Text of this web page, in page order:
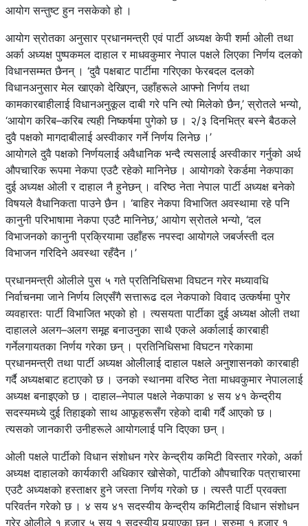
आयोग सन्तुष्ट हुन नसकेको हो ।
आयोग स्रोतका अनुसार प्रधानमन्त्री एवं पार्टी अध्यक्ष केपी शर्मा ओली तथा
अर्का अध्यक्ष पुष्पकमल दाहाल र माधवकुमार नेपाल पक्षले लिएका निर्णय दलको
विधानसम्मत छैनन् । ‘दुवै पक्षबाट पार्टीमा गरिएका फेरबदल दलको
विधानअनुसार मेल खाएको देखिएन, उहाँहरूले आफ्नो निर्णय तथा
कामकारबाहीलाई विधानअनुकूल दाबी गरे पनि त्यो मिलेको छैन,’ स्रोतले भन्यो,
‘आयोग करिब–करिब त्यही निष्कर्षमा पुगेको छ । २/३ दिनभित्र बस्ने बैठकले
दुवै पक्षको मागदाबीलाई अस्वीकार गर्ने निर्णय लिनेछ ।’
आयोगले दुवै पक्षको निर्णयलाई अवैधानिक भन्दै त्यसलाई अस्वीकार गर्नुको अर्थ
औपचारिक रूपमा नेकपा एउटै रहेको मानिनेछ । आयोगको रेकर्डमा नेकपाका
दुई अध्यक्ष ओली र दाहाल नै हुनेछन् । वरिष्ठ नेता नेपाल पार्टी अध्यक्ष बनेको
विषयले वैधानिकता पाउने छैन । ‘बाहिर नेकपा विभाजित अवस्थामा रहे पनि
कानुनी परिभाषामा नेकपा एउटै मानिनेछ,’ आयोग स्रोतले भन्यो, ‘दल
विभाजनको कानुनी प्रक्रियामा उहाँहरू नपस्दा आयोगले जबर्जस्ती दल
विभाजन गरिदिने अवस्था रहँदैन ।’
प्रधानमन्त्री ओलीले पुस ५ गते प्रतिनिधिसभा विघटन गरेर मध्यावधि
निर्वाचनमा जाने निर्णय लिएसँगै सत्तारूढ दल नेकपाको विवाद उत्कर्षमा पुगेर
व्यवहारतः पार्टी विभाजित भएको हो । त्यसयता पार्टीका दुई अध्यक्ष ओली तथा
दाहालले अलग–अलग समूह बनाउनुका साथै एकले अर्कालाई कारबाही
गर्नेलगायतका निर्णय गरेका छन् । प्रतिनिधिसभा विघटन गरेकामा
प्रधानमन्त्री तथा पार्टी अध्यक्ष ओलीलाई दाहाल पक्षले अनुशासनको कारबाही
गर्दै अध्यक्षबाट हटाएको छ । उनको स्थानमा वरिष्ठ नेता माधवकुमार नेपाललाई
अध्यक्ष बनाइएको छ । दाहाल–नेपाल पक्षले नेकपाका ४ सय ४१ केन्द्रीय
सदस्यमध्ये दुई तिहाइको साथ आफूहरूसँग रहेको दाबी गर्दै आएको छ ।
त्यसको जानकारी उनीहरूले आयोगलाई पनि दिएका छन् ।
ओली पक्षले पार्टीको विधान संशोधन गरेर केन्द्रीय कमिटी विस्तार गरेको, अर्का
अध्यक्ष दाहालको कार्यकारी अधिकार खोसेको, पार्टीको औपचारिक पत्राचारमा
एउटै अध्यक्षको हस्ताक्षर हुने जस्ता निर्णय गरेको छ । त्यस्तै पार्टी प्रवक्ता
परिवर्तन गरेको छ । ४ सय ४१ सदस्यीय केन्द्रीय कमिटीलाई विधान संशोधन
गरेर ओलीले १ हजार ५ सय १ सदस्यीय पुर्‍याएका छन् । सुरुमा १ हजार १